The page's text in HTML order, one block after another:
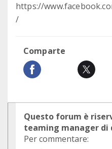
https://
/
Comparte
Questo forum è
teaming manager di
Per commentare: